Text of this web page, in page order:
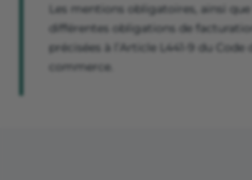
Les mentions obligatoires, ainsi que
différentes obligations de
précisées à l’Article L441-9 du Code
commerce.